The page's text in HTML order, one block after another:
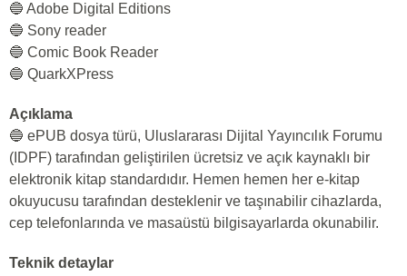
🔵 Adobe Digital Editions
🔵 Sony reader
🔵 Comic Book Reader
🔵 QuarkXPress
Açıklama
🔵 ePUB dosya türü, Uluslararası Dijital Yayıncılık Forumu
(IDPF) tarafından geliştirilen ücretsiz ve açık kaynaklı bir
elektronik kitap standardıdır. Hemen hemen her e-kitap
okuyucusu tarafından desteklenir ve taşınabilir cihazlarda,
cep telefonlarında ve masaüstü bilgisayarlarda okunabilir.
Teknik detaylar